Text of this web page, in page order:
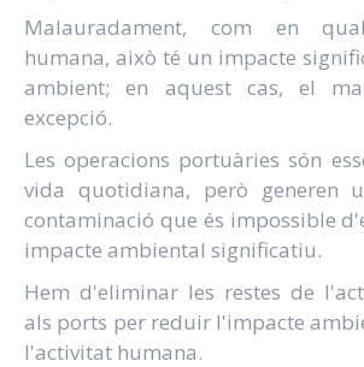
Malauradament, com en
humana, això té un impacte
ambient; en aquest cas, el
excepció.
Les operacions portuàries són
vida quotidiana, però generen
contaminació que és impossible
impacte ambiental significatiu.
Hem d'eliminar les restes de
als ports per reduir l'impacte
l'activitat humana.